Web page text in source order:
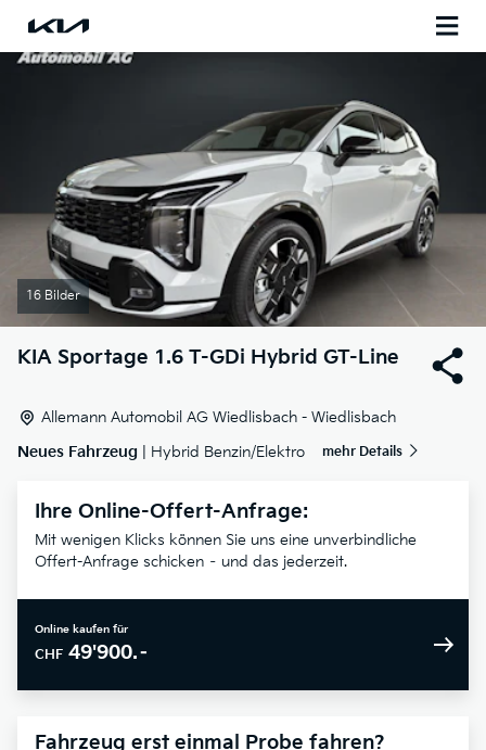
16 Bilder
KIA Sportage 1.6 T-GDi Hybrid GT-Line
Allemann Automobil AG Wiedlisbach - Wiedlisbach
Neues Fahrzeug | Hybrid Benzin/Elektro mehr Details
Ihre Online-Offert-Anfrage:
Mit wenigen Klicks können Sie uns eine unverbindliche
Offert-Anfrage schicken – und das jederzeit.
Online kaufen für
CHF 49'900.–
Fahrzeug erst einmal Probe fahren?